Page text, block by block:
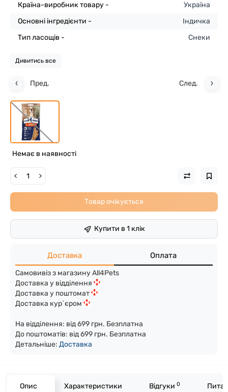
Країна-виробник товару -
Україна
Основні інгредієнти -
Індичка
Тип ласощів -
Снеки
Дивитись все
Пред. След.
Немає в наявності
Товар очікується
Купити в 1 клік
Доставка Оплата
Самовивіз з магазину All4Pets
Доставка у відділення
Доставка у поштомат
Доставка кур`єром
На відділення: від 699 грн. Безплатна
До поштоматів: від 699 грн. Безплатна
Детальніше: Доставка
Опис Характеристики Відгуки 0